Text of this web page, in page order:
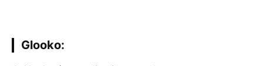
Glooko: